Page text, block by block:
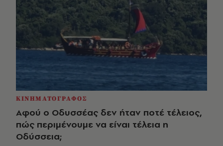
ΚΙΝΗΜΑΤΟΓΡΑΦΟΣ
Αφού ο Οδυσσέας δεν ήταν ποτέ τέλειος,
πώς περιμένουμε να είναι τέλεια η
Οδύσσεια;